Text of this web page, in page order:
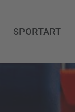
SPORTART